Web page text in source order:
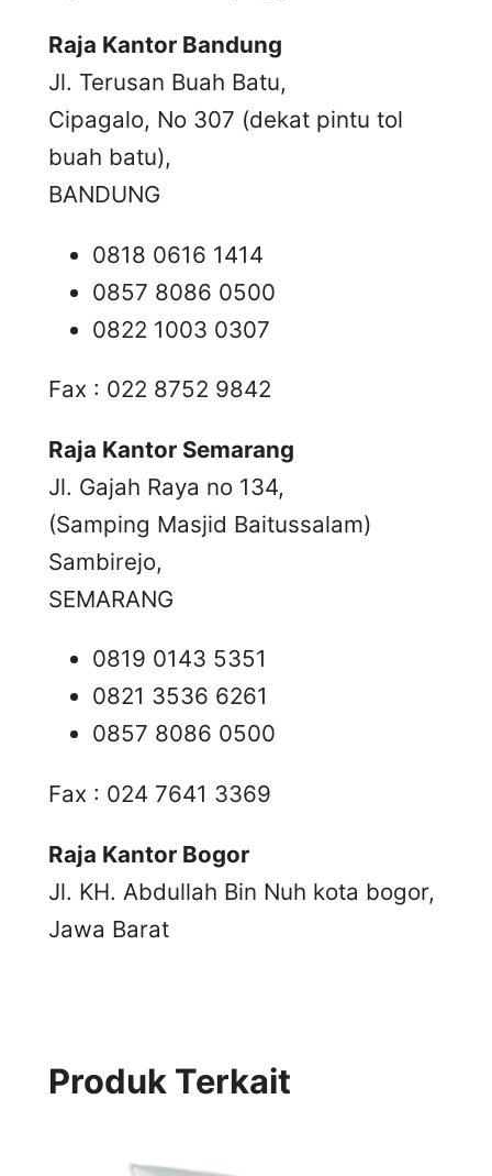
Raja Kantor Bandung
Jl. Terusan Buah Batu,
Cipagalo, No 307 (dekat pintu tol
buah batu),
BANDUNG
0818 0616 1414
0857 8086 0500
0822 1003 0307
Fax : 022 8752 9842
Raja Kantor Semarang
Jl. Gajah Raya no 134,
(Samping Masjid Baitussalam)
Sambirejo,
SEMARANG
0819 0143 5351
0821 3536 6261
0857 8086 0500
Fax : 024 7641 3369
Raja Kantor Bogor
Jl. KH. Abdullah Bin Nuh kota bogor,
Jawa Barat
Produk Terkait